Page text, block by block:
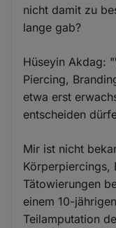
nicht damit zu
lange gab?
Hüseyin Akdag:
Piercing,
etwa erst
entscheiden
Mir ist nicht
Körperpiercings,
Tätowierungen
einem 10-
Teilamputation